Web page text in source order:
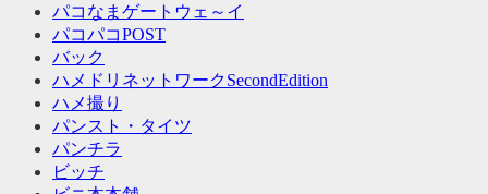
パコなまゲートウェ～イ
パコパコPOST
バック
ハメドリネットワークSecondEdition
ハメ撮り
パンスト・タイツ
パンチラ
ビッチ